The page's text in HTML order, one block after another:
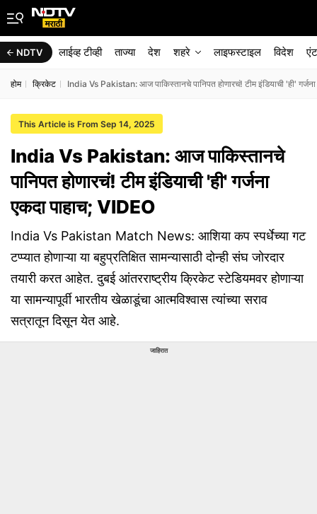
NDTV लाईव्ह टीव्ही ताज्या देश शहरे लाइफस्टाइल विदेश
होम क्रिकेट India Vs Pakistan: आज पाकिस्तानचे पानिपत होणारचं! टीम इंडियाची 'ही'
This Article is From Sep 14, 2025
India Vs Pakistan: आज पाकिस्तानचे
पानिपत होणारचं! टीम इंडियाची 'ही' गर्जना
एकदा पाहाच; VIDEO
India Vs Pakistan Match News: आशिया कप स्पर्धेच्या गट
टप्प्यात होणाऱ्या या बहुप्रतिक्षित सामन्यासाठी दोन्ही संघ जोरदार
तयारी करत आहेत. दुबई आंतरराष्ट्रीय क्रिकेट स्टेडियमवर होणाऱ्या
या सामन्यापूर्वी भारतीय खेळाडूंचा आत्मविश्वास त्यांच्या सराव
सत्रातून दिसून येत आहे.
जाहिरात